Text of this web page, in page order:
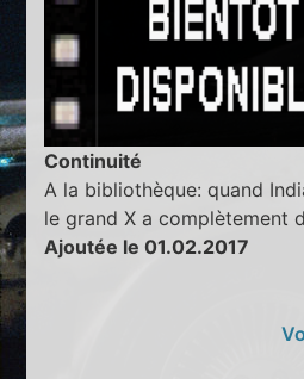
Continuité
A la bibliothèque: quand
le grand X a complètement
Ajoutée le 01.02.2017